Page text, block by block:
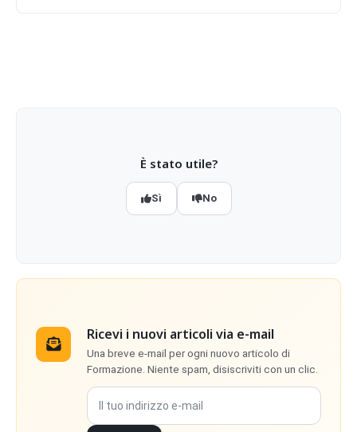
È stato utile?
Sì No
Ricevi i nuovi articoli via e-mail
Una breve e-mail per ogni nuovo articolo di
Formazione. Niente spam, disiscriviti con un clic.
Il tuo indirizzo e-mail